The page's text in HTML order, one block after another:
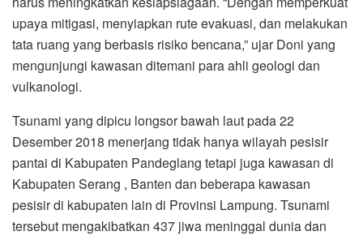
upaya mitigasi, menyiapkan rute evakuasi, dan melakukan
tata ruang yang berbasis risiko bencana,” ujar Doni yang
mengunjungi kawasan ditemani para ahli geologi dan
vulkanologi.
Tsunami yang dipicu longsor bawah laut pada 22
Desember 2018 menerjang tidak hanya wilayah pesisir
pantai di Kabupaten Pandeglang tetapi juga kawasan di
Kabupaten Serang , Banten dan beberapa kawasan
pesisir di kabupaten lain di Provinsi Lampung. Tsunami
tersebut mengakibatkan 437 jiwa meninggal dunia dan